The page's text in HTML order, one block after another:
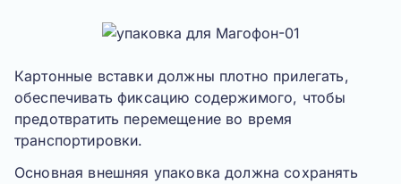
Картонные вставки должны плотно прилегать,
обеспечивать фиксацию содержимого, чтобы
предотвратить перемещение во время
транспортировки.
Основная внешняя упаковка должна сохранять